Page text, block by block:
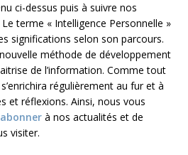
ci-dessus puis à suivre nos
terme « Intelligence Personnelle »
significations selon son parcours.
nouvelle méthode de développement
de l’information. Comme tout
régulièrement au fur et à
et réflexions. Ainsi, nous vous
à nos actualités et de
visiter.